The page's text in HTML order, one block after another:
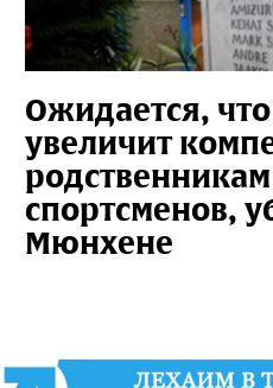
Ожидается,
увеличит
спортсменов,
Мюнхене